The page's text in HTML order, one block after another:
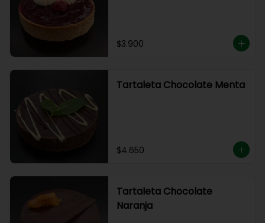
$3.900
Tartaleta Chocolate Menta
$4.650
Tartaleta Chocolate
Naranja